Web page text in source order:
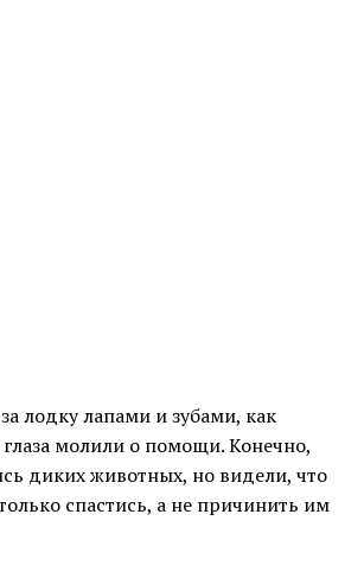
лодку лапами и зубами, как
молили о помощи. Конечно,
диких животных, но видели, что
спастись, а не причинить им